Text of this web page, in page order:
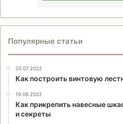
Популярные статьи
20.07.2022
Как построить винтовую
19.09.2022
Как прикрепить навесные
и секреты